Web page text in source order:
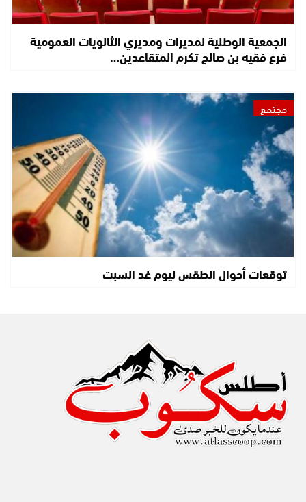
الجمعية الوطنية لمديرات ومديري الثانويات العمومية
فرع فقيه بن صالح تكرم المتقاعدين…
مجتمع
توقعات أحوال الطقس ليوم غد السبت